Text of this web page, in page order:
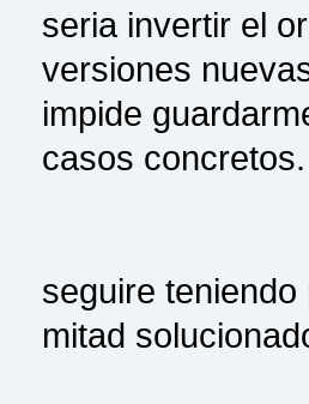
seria invertir el
versiones
impide
casos
seguire
mitad